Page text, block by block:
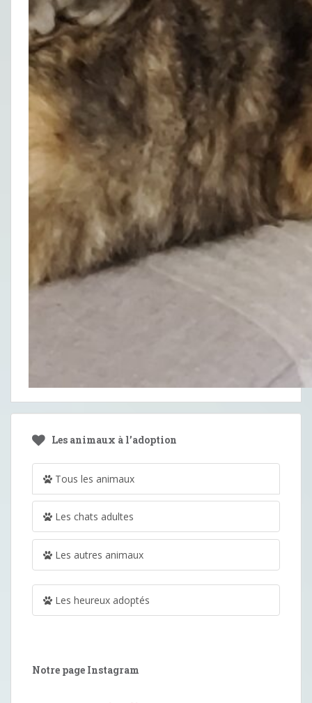
Les animaux à l’adoption
Tous les animaux
Les chats adultes
Les autres animaux
Les heureux adoptés
Notre page Instagram